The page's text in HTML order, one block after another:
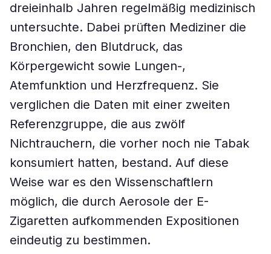
dreieinhalb Jahren regelmäßig medizinisch
untersuchte. Dabei prüften Mediziner die
Bronchien, den Blutdruck, das
Körpergewicht sowie Lungen-,
Atemfunktion und Herzfrequenz. Sie
verglichen die Daten mit einer zweiten
Referenzgruppe, die aus zwölf
Nichtrauchern, die vorher noch nie Tabak
konsumiert hatten, bestand. Auf diese
Weise war es den Wissenschaftlern
möglich, die durch Aerosole der E-
Zigaretten aufkommenden Expositionen
eindeutig zu bestimmen.